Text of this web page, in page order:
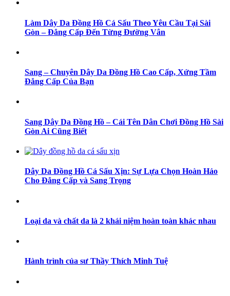
Làm Dây Da Đồng Hồ Cá Sấu Theo Yêu Cầu Tại Sài
Gòn – Đẳng Cấp Đến Từng Đường Vân
Sang – Chuyên Dây Da Đồng Hồ Cao Cấp, Xứng Tầm
Đẳng Cấp Của Bạn
Sang Dây Da Đồng Hồ – Cái Tên Dân Chơi Đồng Hồ Sài
Gòn Ai Cũng Biết
Dây Da Đồng Hồ Cá Sấu Xịn: Sự Lựa Chọn Hoàn Hảo
Cho Đẳng Cấp và Sang Trọng
Loại da và chất da là 2 khái niệm hoàn toàn khác nhau
Hành trình của sư Thầy Thích Minh Tuệ